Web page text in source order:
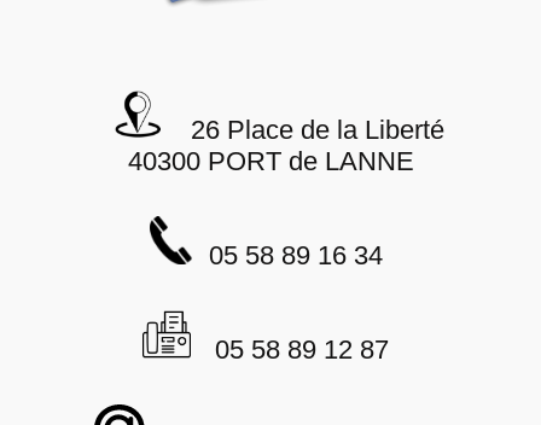
26 Place de la Liberté
40300 PORT de LANNE
05 58 89 16 34
05 58 89 12 87